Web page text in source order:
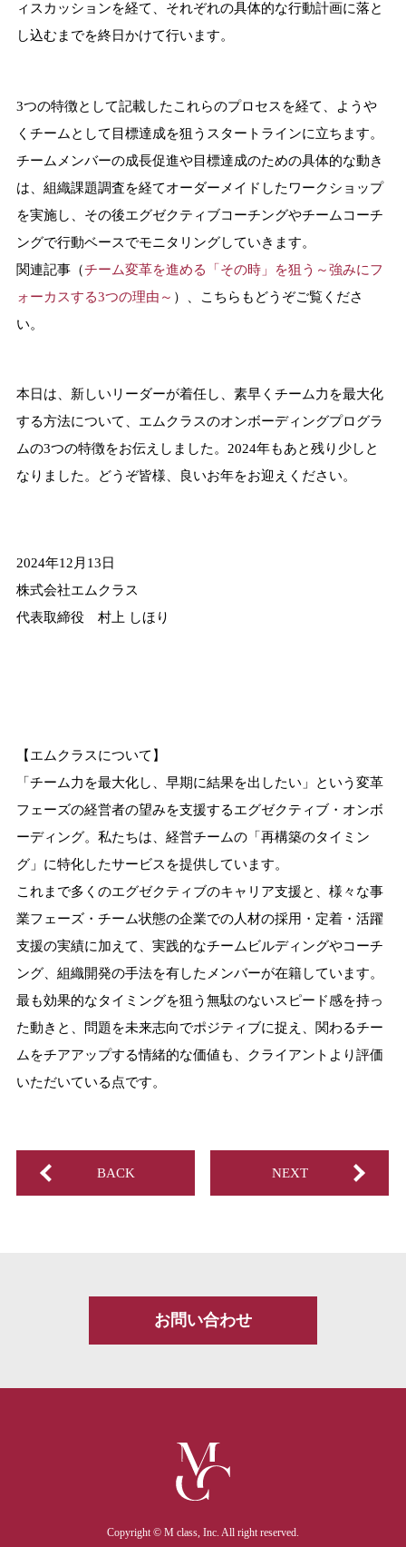
ィスカッションを経て、それぞれの具体的な行動計画に落と
し込むまでを終日かけて行います。
3つの特徴として記載したこれらのプロセスを経て、ようや
くチームとして目標達成を狙うスタートラインに立ちます。
チームメンバーの成長促進や目標達成のための具体的な動き
は、組織課題調査を経てオーダーメイドしたワークショップ
を実施し、その後エグゼクティブコーチングやチームコーチ
ングで行動ベースでモニタリングしていきます。
関連記事（チーム変革を進める「その時」を狙う～強みにフ
ォーカスする3つの理由～ ）、こちらもどうぞご覧くださ
い。
本日は、新しいリーダーが着任し、素早くチーム力を最大化
する方法について、エムクラスのオンボーディングプログラ
ムの3つの特徴をお伝えしました。2024年もあと残り少しと
なりました。どうぞ皆様、良いお年をお迎えください。
2024年12月13日
株式会社エムクラス
代表取締役 村上 しほり
【エムクラスについて】
「チーム力を最大化し、早期に結果を出したい」という変革
フェーズの経営者の望みを支援するエグゼクティブ・オンボ
ーディング。私たちは、経営チームの「再構築のタイミン
グ」に特化したサービスを提供しています。
これまで多くのエグゼクティブのキャリア支援と、様々な事
業フェーズ・チーム状態の企業での人材の採用・定着・活躍
支援の実績に加えて、実践的なチームビルディングやコーチ
ング、組織開発の手法を有したメンバーが在籍しています。
最も効果的なタイミングを狙う無駄のないスピード感を持っ
た動きと、問題を未来志向でポジティブに捉え、関わるチー
ムをチアアップする情緒的な価値も、クライアントより評価
いただいている点です。
BACK NEXT
お問い合わせ
Copyright © M class, Inc. All right reserved.